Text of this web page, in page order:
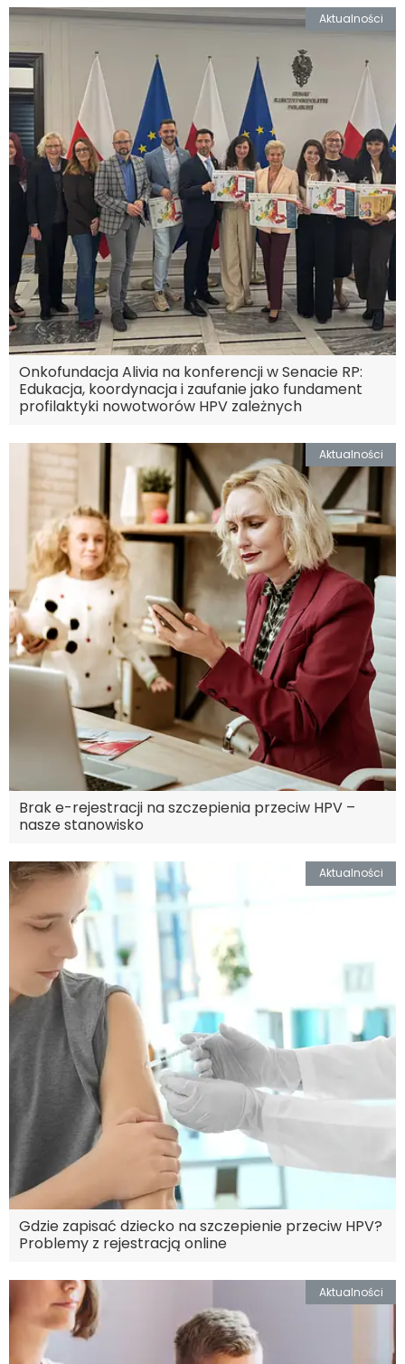
Aktualności
Onkofundacja Alivia na konferencji w Senacie RP:
Edukacja, koordynacja i zaufanie jako fundament
profilaktyki nowotworów HPV zależnych
Aktualności
Brak e-rejestracji na szczepienia przeciw HPV –
nasze stanowisko
Aktualności
Gdzie zapisać dziecko na szczepienie przeciw HPV?
Problemy z rejestracją online
Aktualności